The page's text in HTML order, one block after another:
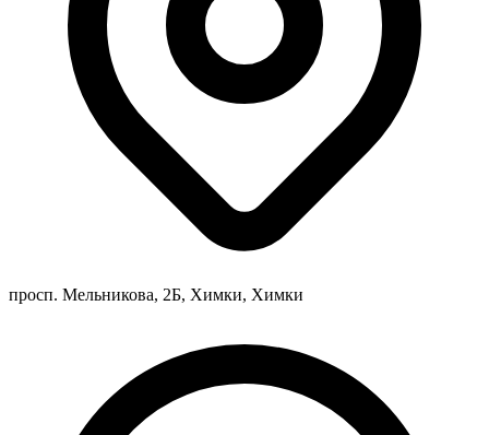
просп. Мельникова, 2Б, Химки, Химки